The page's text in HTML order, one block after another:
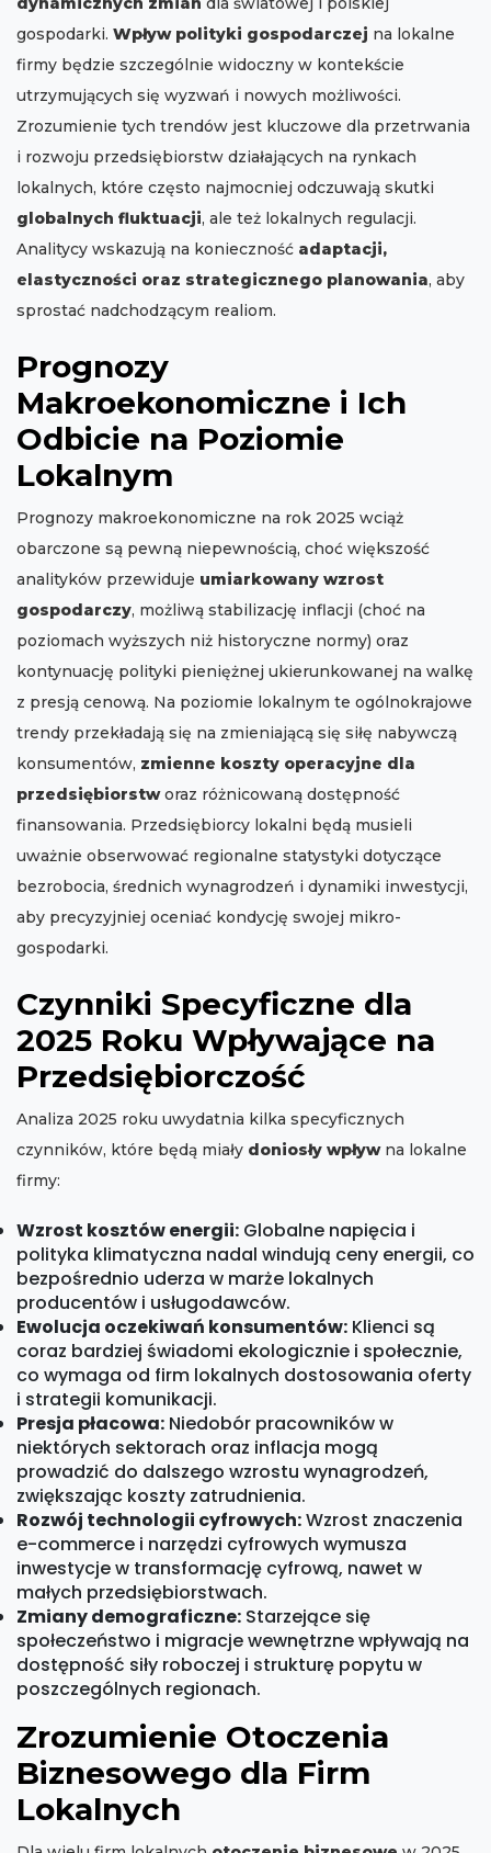
gospodarki. Wpływ polityki gospodarczej na lokalne
firmy będzie szczególnie widoczny w kontekście
utrzymujących się wyzwań i nowych możliwości.
Zrozumienie tych trendów jest kluczowe dla przetrwania
i rozwoju przedsiębiorstw działających na rynkach
lokalnych, które często najmocniej odczuwają skutki
globalnych fluktuacji, ale też lokalnych regulacji.
Analitycy wskazują na konieczność adaptacji,
elastyczności oraz strategicznego planowania, aby
sprostać nadchodzącym realiom.
Prognozy
Makroekonomiczne i Ich
Odbicie na Poziomie
Lokalnym
Prognozy makroekonomiczne na rok 2025 wciąż
obarczone są pewną niepewnością, choć większość
analityków przewiduje umiarkowany wzrost
gospodarczy, możliwą stabilizację inflacji (choć na
poziomach wyższych niż historyczne normy) oraz
kontynuację polityki pieniężnej ukierunkowanej na walkę
z presją cenową. Na poziomie lokalnym te ogólnokrajowe
trendy przekładają się na zmieniającą się siłę nabywczą
konsumentów, zmienne koszty operacyjne dla
przedsiębiorstworaz różnicowaną dostępność
finansowania. Przedsiębiorcy lokalni będą musieli
uważnie obserwować regionalne statystyki dotyczące
bezrobocia, średnich wynagrodzeń i dynamiki inwestycji,
aby precyzyjniej oceniać kondycję swojej mikro-
gospodarki.
Czynniki Specyficzne dla
2025 Roku Wpływające na
Przedsiębiorczość
Analiza 2025 roku uwydatnia kilka specyficznych
czynników, które będą miały doniosły wpływna lokalne
firmy:
Wzrost kosztów energii: Globalne napięcia i
polityka klimatyczna nadal windują ceny energii, co
bezpośrednio uderza w marże lokalnych
producentów i usługodawców.
Ewolucja oczekiwań konsumentów: Klienci są
coraz bardziej świadomi ekologicznie i społecznie,
co wymaga od firm lokalnych dostosowania oferty
i strategii komunikacji.
Presja płacowa: Niedobór pracowników w
niektórych sektorach oraz inflacja mogą
prowadzić do dalszego wzrostu wynagrodzeń,
zwiększając koszty zatrudnienia.
Rozwój technologii cyfrowych:Wzrost znaczenia
e-commerce i narzędzi cyfrowych wymusza
inwestycje w transformację cyfrową, nawet w
małych przedsiębiorstwach.
Zmiany demograficzne: Starzejące się
społeczeństwo i migracje wewnętrzne wpływają na
dostępność siły roboczej i strukturę popytu w
poszczególnych regionach.
Zrozumienie Otoczenia
Biznesowego dla Firm
Lokalnych